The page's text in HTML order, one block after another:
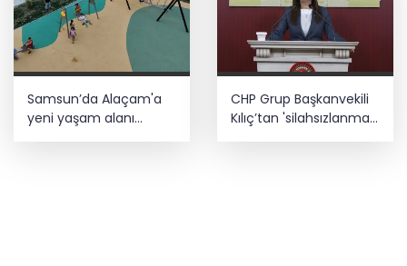
Samsun’da Alaçam'a
yeni yaşam alanı
CHP Grup Başkanvekili
Kılıç’tan 'silahsızlanma'